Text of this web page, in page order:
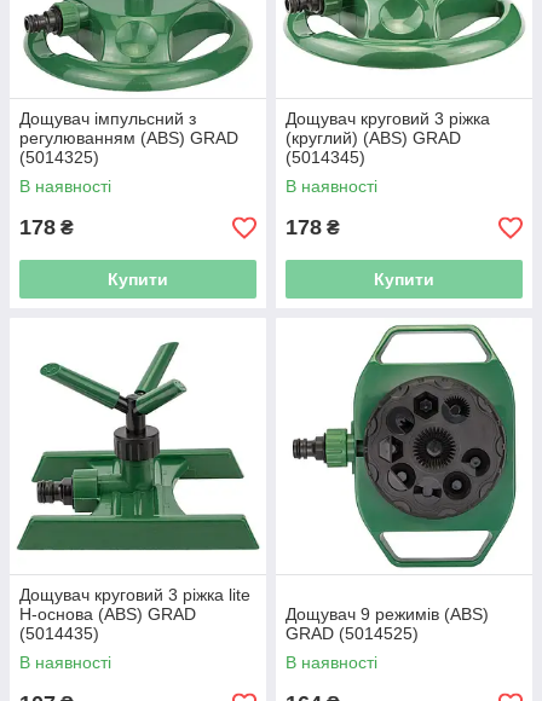
Дощувач імпульсний з
регулюванням (ABS) GRAD
(5014325)
В наявності
178 ₴
Купити
Дощувач круговий 3 ріжка
(круглий) (ABS) GRAD
(5014345)
В наявності
178 ₴
Купити
Дощувач круговий 3 ріжка lite
Н-основа (ABS) GRAD
(5014435)
В наявності
Дощувач 9 режимів (ABS)
GRAD (5014525)
В наявності